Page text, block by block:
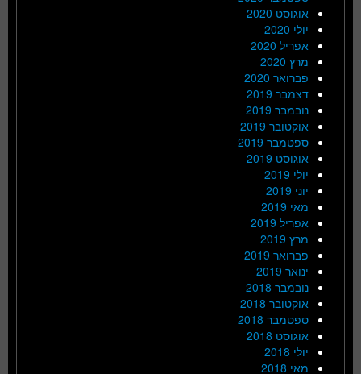
אוגוסט 2020
יולי 2020
אפריל 2020
מרץ 2020
פברואר 2020
דצמבר 2019
נובמבר 2019
אוקטובר 2019
ספטמבר 2019
אוגוסט 2019
יולי 2019
יוני 2019
מאי 2019
אפריל 2019
מרץ 2019
פברואר 2019
ינואר 2019
נובמבר 2018
אוקטובר 2018
ספטמבר 2018
אוגוסט 2018
יולי 2018
מאי 2018